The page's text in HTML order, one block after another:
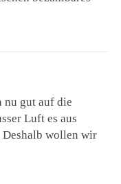
nu gut auf die
Luft es aus
Deshalb wollen wir